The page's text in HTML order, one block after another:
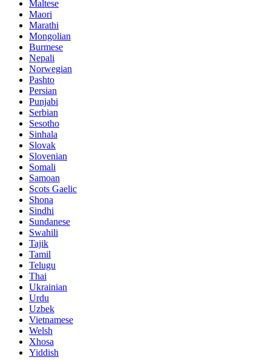
Maltese
Maori
Marathi
Mongolian
Burmese
Nepali
Norwegian
Pashto
Persian
Punjabi
Serbian
Sesotho
Sinhala
Slovak
Slovenian
Somali
Samoan
Scots Gaelic
Shona
Sindhi
Sundanese
Swahili
Tajik
Tamil
Telugu
Thai
Ukrainian
Urdu
Uzbek
Vietnamese
Welsh
Xhosa
Yiddish